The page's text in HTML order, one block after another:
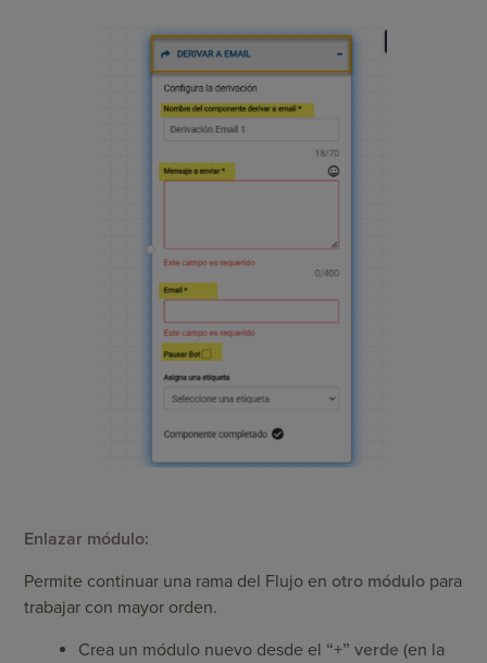
Enlazar módulo:
Permite continuar una rama del Flujo en otro módulo para
trabajar con mayor orden.
Crea un módulo nuevo desde el “+” verde (en la